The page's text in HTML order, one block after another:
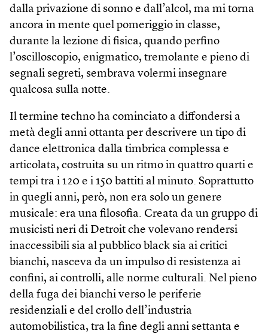
dalla privazione di sonno e dall’alcol, ma mi torna
ancora in mente quel pomeriggio in classe,
durante la lezione di fisica, quando perfino
l’oscilloscopio, enigmatico, tremolante e pieno di
segnali segreti, sembrava volermi insegnare
qualcosa sulla notte.
Il termine techno ha cominciato a diffondersi a
metà degli anni ottanta per descrivere un tipo di
dance elettronica dalla timbrica complessa e
articolata, costruita su un ritmo in quattro quarti e
tempi tra i 120 e i 150 battiti al minuto. Soprattutto
in quegli anni, però, non era solo un genere
musicale: era una filosofia. Creata da un gruppo di
musicisti neri di Detroit che volevano rendersi
inaccessibili sia al pubblico black sia ai critici
bianchi, nasceva da un impulso di resistenza ai
confini, ai controlli, alle norme culturali. Nel pieno
della fuga dei bianchi verso le periferie
residenziali e del crollo dell’industria
automobilistica, tra la fine degli anni settanta e